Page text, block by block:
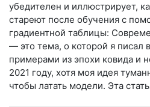
убедителен и иллюстрирует,
стареют после обучения с
градиентной таблицы:
— это тема, о которой я писал
примерами из эпохи ковида и
2021 году, хотя моя идея
чтобы латать модели. Эта